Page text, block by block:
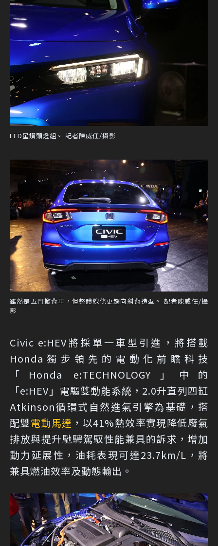
LED星鑽頭燈組。 記者陳威任/攝影
雖然是五門掀背車，但整體線條更趨向斜背造型。 記者陳威任/攝
影
Civic e:HEV將採單一車型引進，將搭載
Honda獨步領先的電動化前瞻科技
「Honda e:TECHNOLOGY」中的
「e:HEV」電驅雙動能系統，2.0升直列四缸
Atkinson循環式自然進氣引擎為基礎，搭
配雙電動馬達 ，以41%熱效率實現降低廢氣
排放與提升馳騁駕馭性能兼具的訴求，增加
動力延展性，油耗表現可達23.7km/L，將
兼具燃油效率及動態輸出。